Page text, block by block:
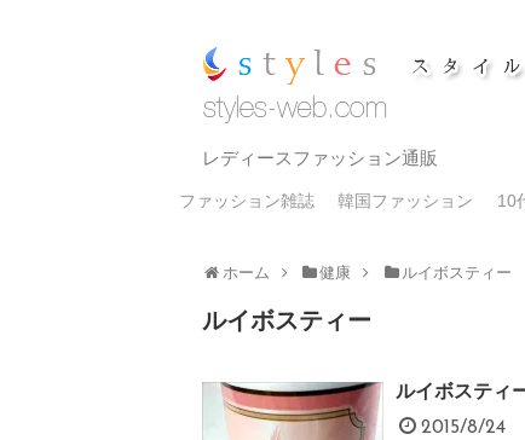
レディースファッション通販
ファッション雑誌 韓国ファッション 10
ホーム 健康 ルイボスティー
ルイボスティー
ルイボスティ
2015/8/24